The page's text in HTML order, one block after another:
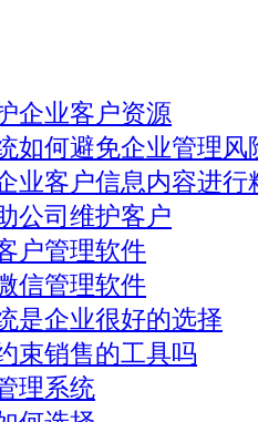
企业客户资源
如何避免企业管理风
业客户信息内容进行
公司维护客户
户管理软件
信管理软件
是企业很好的选择
束销售的工具吗
理系统